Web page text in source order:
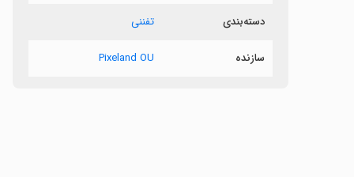
دسته‌بندی تفننی
سازنده Pixeland OU